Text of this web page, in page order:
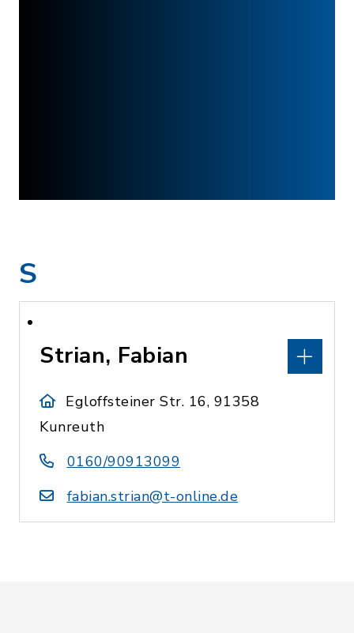
S
Strian, Fabian
Egloffsteiner Str. 16, 91358
Kunreuth
0160/90913099
fabian.strian@t-online.de